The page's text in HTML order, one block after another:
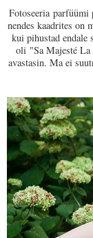
Fotoseeriaparfüümi
nendes kaadrites on
kui pihustad endale
oli "Sa Majesté La
avastasin. Ma ei